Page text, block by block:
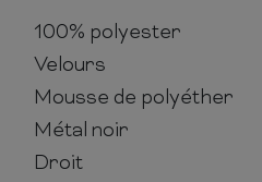
100% polyester
Velours
Mousse de polyéther
Métal noir
Droit